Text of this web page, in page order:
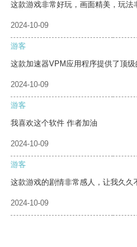
这款游戏非常好玩，画面精美，玩法
2024-10-09
游客
这款加速器VPM应用程序提供了顶级
2024-10-09
游客
我喜欢这个软件 作者加油
2024-10-09
游客
这款游戏的剧情非常感人，让我久久
2024-10-09